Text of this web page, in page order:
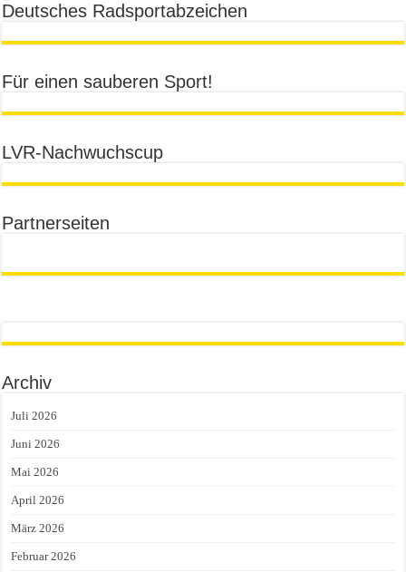
Deutsches Radsportabzeichen
Für einen sauberen Sport!
LVR-Nachwuchscup
Partnerseiten
Archiv
Juli 2026
Juni 2026
Mai 2026
April 2026
März 2026
Februar 2026